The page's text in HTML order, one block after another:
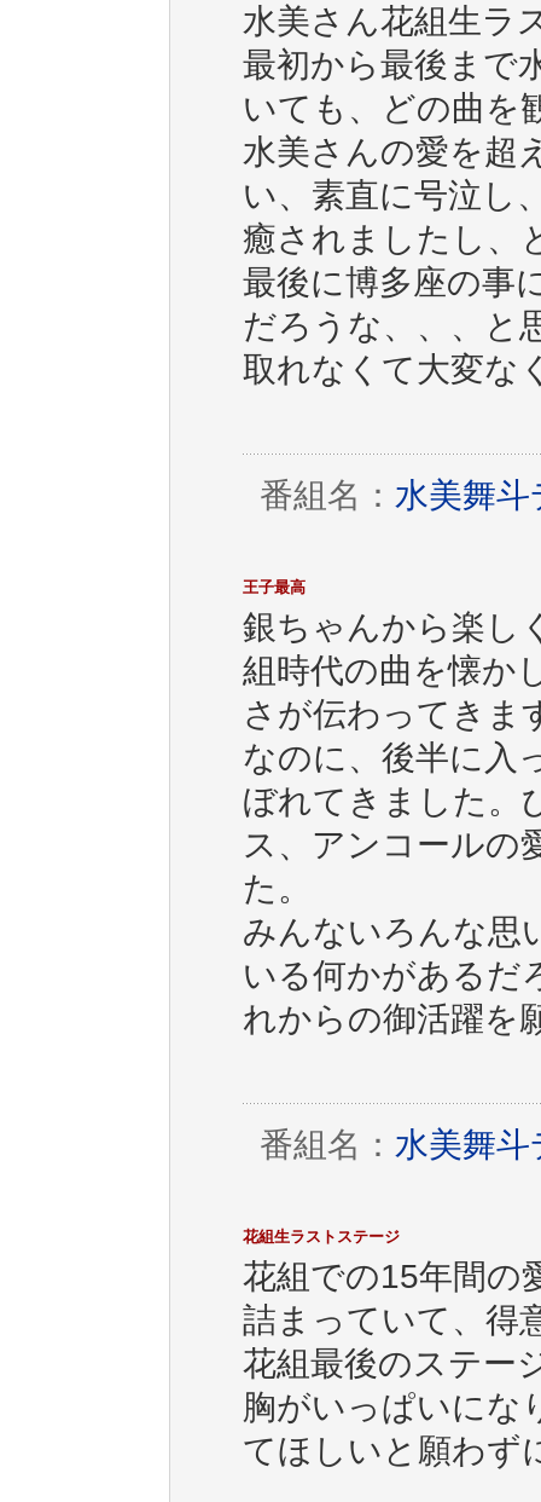
水美さん花組生ラ
最初から最後まで
いても、どの曲を
水美さんの愛を超
い、素直に号泣し
癒されましたし、
最後に博多座の事
だろうな、、、と
取れなくて大変な
番組名： 水美舞
王子最高
銀ちゃんから楽し
組時代の曲を懐か
さが伝わってきま
なのに、後半に入
ぼれてきました。
ス、アンコールの
た。
みんないろんな思
いる何かがあるだ
れからの御活躍を
番組名： 水美舞
花組生ラストステージ
花組での15年間の
詰まっていて、得
花組最後のステー
胸がいっぱいにな
てほしいと願わず